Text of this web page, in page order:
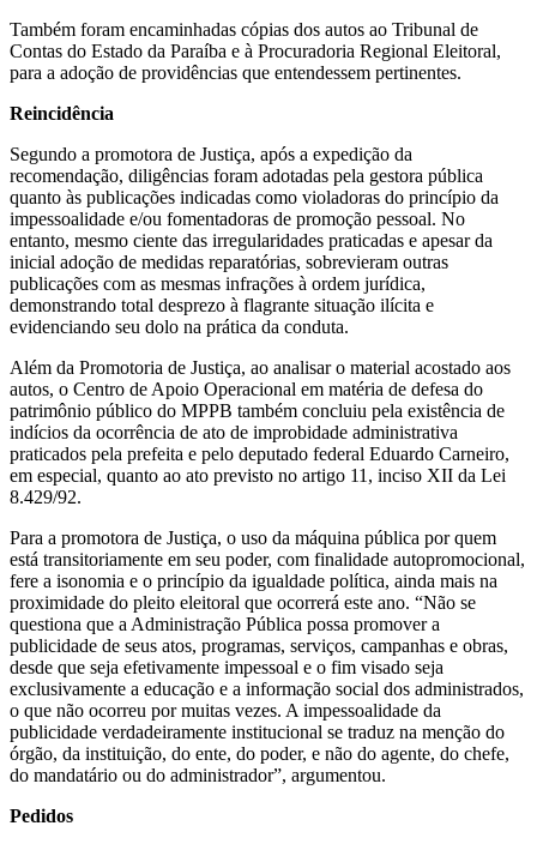
Também foram encaminhadas cópias dos autos ao Tribunal de
Contas do Estado da Paraíba e à Procuradoria Regional Eleitoral,
para a adoção de providências que entendessem pertinentes.
Reincidência
Segundo a promotora de Justiça, após a expedição da
recomendação, diligências foram adotadas pela gestora pública
quanto às publicações indicadas como violadoras do princípio da
impessoalidade e/ou fomentadoras de promoção pessoal. No
entanto, mesmo ciente das irregularidades praticadas e apesar da
inicial adoção de medidas reparatórias, sobrevieram outras
publicações com as mesmas infrações à ordem jurídica,
demonstrando total desprezo à flagrante situação ilícita e
evidenciando seu dolo na prática da conduta.
Além da Promotoria de Justiça, ao analisar o material acostado aos
autos, o Centro de Apoio Operacional em matéria de defesa do
patrimônio público do MPPB também concluiu pela existência de
indícios da ocorrência de ato de improbidade administrativa
praticados pela prefeita e pelo deputado federal Eduardo Carneiro,
em especial, quanto ao ato previsto no artigo 11, inciso XII da Lei
8.429/92.
Para a promotora de Justiça, o uso da máquina pública por quem
está transitoriamente em seu poder, com finalidade autopromocional,
fere a isonomia e o princípio da igualdade política, ainda mais na
proximidade do pleito eleitoral que ocorrerá este ano. “Não se
questiona que a Administração Pública possa promover a
publicidade de seus atos, programas, serviços, campanhas e obras,
desde que seja efetivamente impessoal e o fim visado seja
exclusivamente a educação e a informação social dos administrados,
o que não ocorreu por muitas vezes. A impessoalidade da
publicidade verdadeiramente institucional se traduz na menção do
órgão, da instituição, do ente, do poder, e não do agente, do chefe,
do mandatário ou do administrador”, argumentou.
Pedidos